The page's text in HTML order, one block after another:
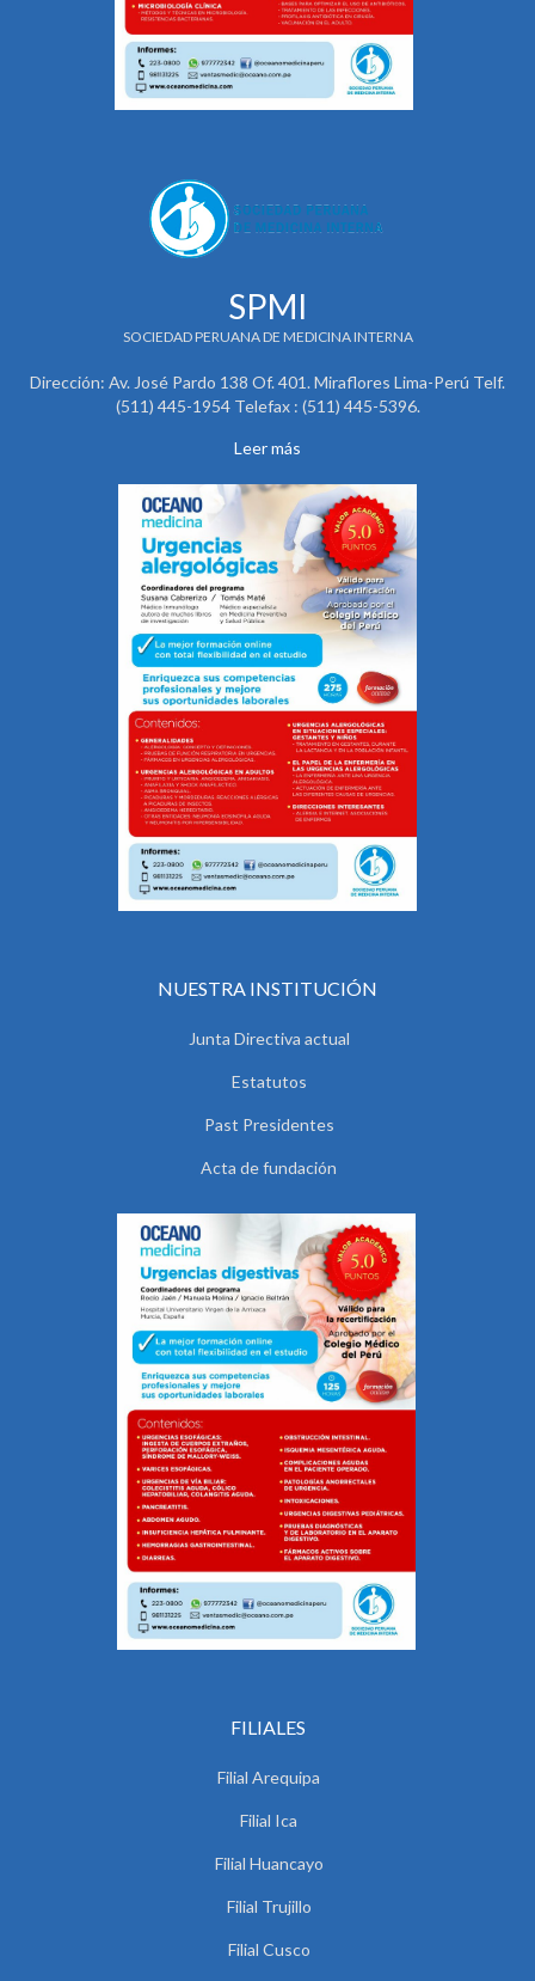
SPMI
SOCIEDAD PERUANA DE MEDICINA INTERNA
Dirección: Av. José Pardo 138 Of. 401. Miraflores Lima-Perú Telf.
(511) 445-1954 Telefax : (511) 445-5396.
Leer más
NUESTRA INSTITUCIÓN
Junta Directiva actual
Estatutos
Past Presidentes
Acta de fundación
FILIALES
Filial Arequipa
Filial Ica
Filial Huancayo
Filial Trujillo
Filial Cusco